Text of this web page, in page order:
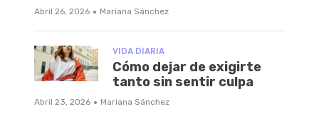
Abril 26, 2026 · Mariana Sánchez
VIDA DIARIA
Cómo dejar de exigirte
tanto sin sentir culpa
Abril 23, 2026 · Mariana Sánchez